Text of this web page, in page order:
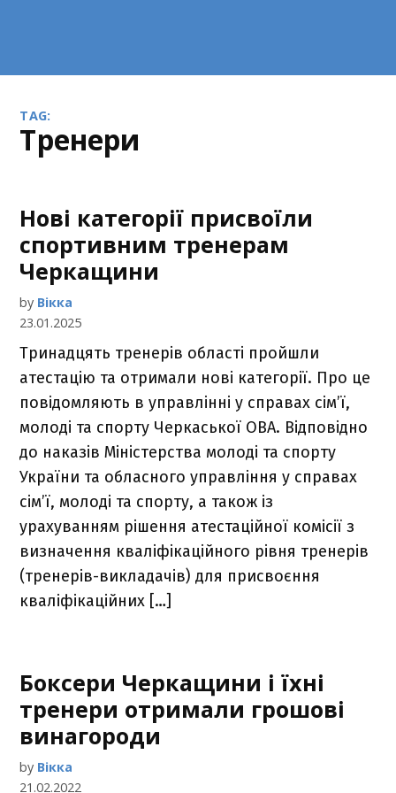
TAG:
тренери
Нові категорії присвоїли
спортивним тренерам
Черкащини
by Вікка
23.01.2025
Тринадцять тренерів області пройшли
атестацію та отримали нові категорії. Про це
повідомляють в управлінні у справах сім’ї,
молоді та спорту Черкаської ОВА. Відповідно
до наказів Міністерства молоді та спорту
України та обласного управління у справах
сім’ї, молоді та спорту, а також із
урахуванням рішення атестаційної комісії з
визначення кваліфікаційного рівня тренерів
(тренерів-викладачів) для присвоєння
кваліфікаційних […]
Боксери Черкащини і їхні
тренери отримали грошові
винагороди
by Вікка
21.02.2022